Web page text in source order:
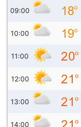
09:00
10:00
11:00
12:00
13:00
14:00